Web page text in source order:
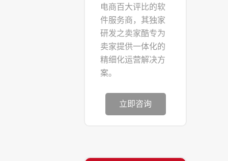
电商百大评比的软
件服务商，其独家
研发之卖家酷专为
卖家提供一体化的
精细化运营解决方
案。
立即咨询